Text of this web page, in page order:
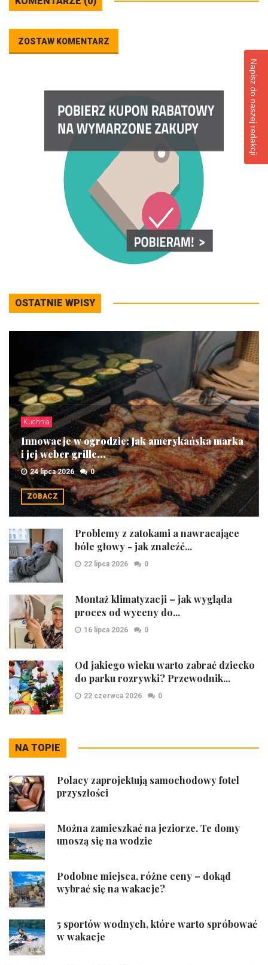
ZOSTAW KOMENTARZ
OSTATNIE WPISY
Kuchnia
Innowacje w ogrodzie: Jak amerykańska marka
i jej weber grille...
24 lipca 2026 0
ZOBACZ
Problemy z zatokami a nawracające
bóle głowy - jak znaleźć...
22 lipca 2026 0
Montaż klimatyzacji – jak wygląda
proces od wyceny do...
16 lipca 2026 0
Od jakiego wieku warto zabrać dziecko
do parku rozrywki? Przewodnik...
22 czerwca 2026 0
NA TOPIE
Polacy zaprojektują samochodowy fotel
przyszłości
Można zamieszkać na jeziorze. Te domy
unoszą się na wodzie
Podobne miejsca, różne ceny – dokąd
wybrać się na wakacje?
5 sportów wodnych, które warto spróbować
w wakacje
Napisz do naszej redakcji